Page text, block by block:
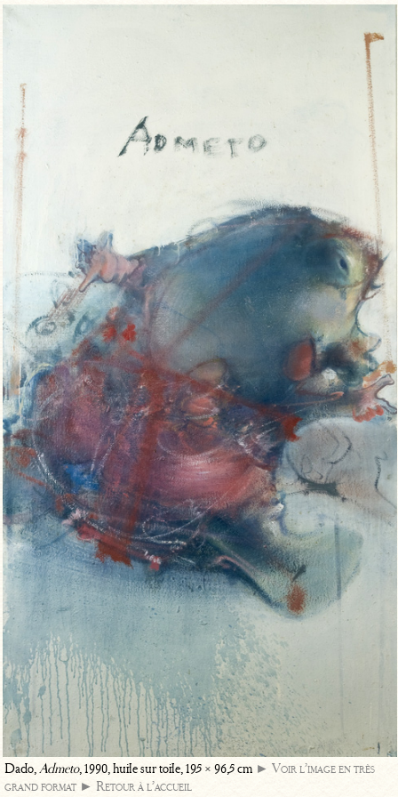
Dado,Admeto, 1990, huile sur toile, 195 × 96,5 cm ► Voir l’image en très
grand format ► Retour à l’accueil